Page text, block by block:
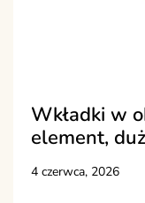
Wkładki w
element,
4 czerwca, 2026